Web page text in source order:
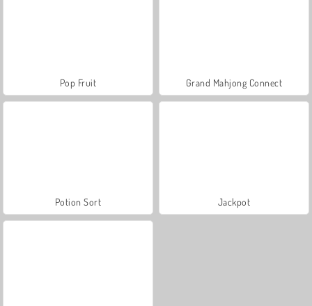
Pop Fruit Grand Mahjong Connect
Potion Sort Jackpot